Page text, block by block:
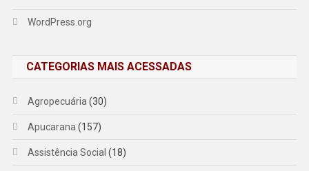
WordPress.org
CATEGORIAS MAIS ACESSADAS
Agropecuária (30)
Apucarana (157)
Assistência Social (18)